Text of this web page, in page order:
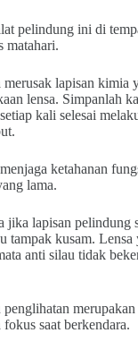
pelindung ini di
matahari.
lapisan kimia
lensa. Simpanlah
kali selesai
ketahanan
lama.
jika lapisan pelindung
tampak kusam. Lensa
anti silau tidak
saat berkendara.